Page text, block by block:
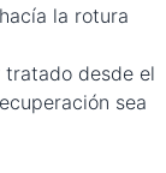
la rotura
desde el
sea